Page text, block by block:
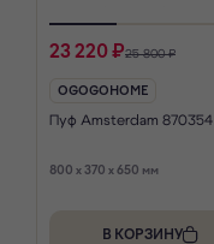
23 220 ₽25 800 ₽
OGOGOHOME
Пуф Amsterdam 870354
800 x 370 x 650 мм
В КОРЗИНУ